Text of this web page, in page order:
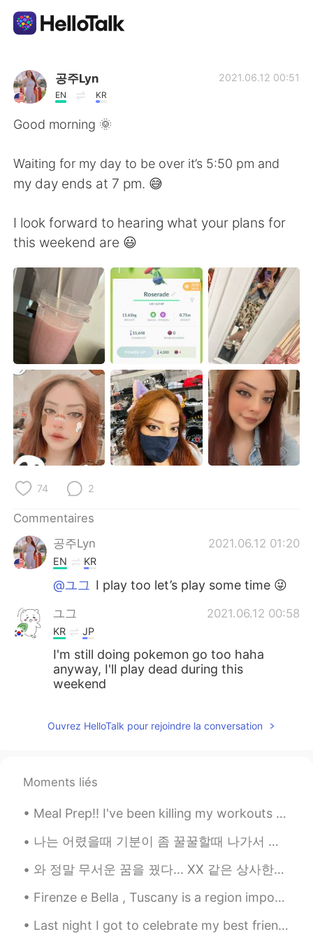
Appli d'échange linguistique
AI Grammar Checker
繁體中文 Español
العربية Deutsch
日本語 한국어
Русский ไทย
Indonesia Italiano
Türkçe Tiếng Việt
Português
공주Lyn
EN KR
2021.06.12 00:51
Good morning 🌞
Waiting for my day to be over it’s 5:50 pm and
my day ends at 7 pm. 😅
I look forward to hearing what your plans for
this weekend are 😃
74 2
Commentaires
공주Lyn
2021.06.12 01:20
EN KR
@ユ그 I play too let’s play some time 😜
ユ그 2021.06.12 00:58
KR JP
I'm still doing pokemon go too haha
anyway, I'll play dead during this
weekend
Ouvrez HelloTalk pour rejoindre la conversation
Moments liés
Meal Prep!! I've been killing my workouts and going constantly BUT my eating hasn't been all the ...
나는 어렸을때 기분이 좀 꿀꿀할때 나가서 공원에 그네를 자주 탔어요 이제는 드라이브하러 가고 이 두가지 행동이 아무런 관계가 없다고 생각했는데 요새 다시 그네를 찾아가는 내...
와 정말 무서운 꿈을 꿨다... XX 같은 상사한테 성희롱도 당하고 폭력 협박도 받고 정말 어이 없는 소리를 많이 들었는데 내가 기죽지 않고 좌절하지 않고 그걸 다 잘 내멋...
Firenze e Bella , Tuscany is a region important for Italy and Europe in itself. Renaissance spawn...
Last night I got to celebrate my best friend & I’s birthday together. 💕 Yummy food, good vibes, ...